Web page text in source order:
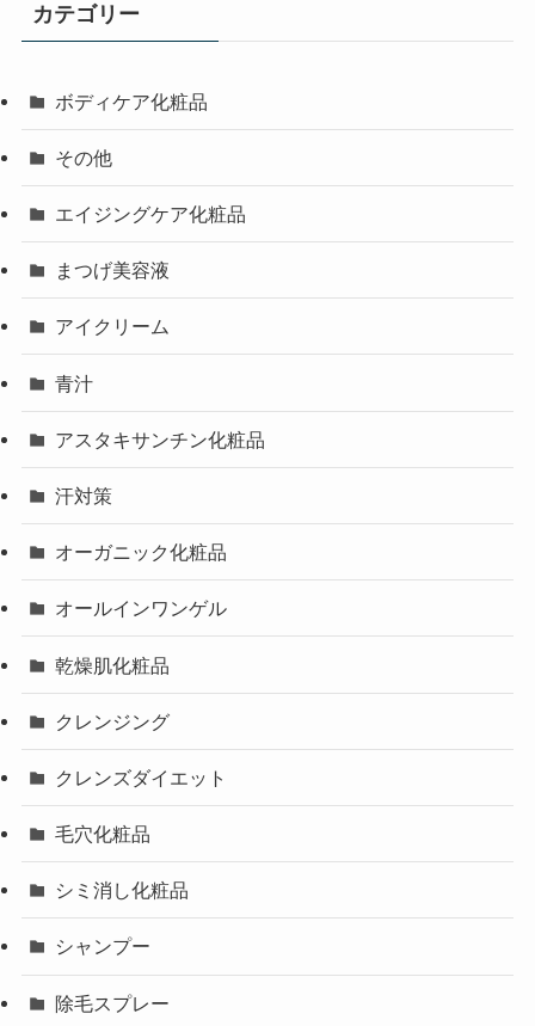
カテゴリー
ボディケア化粧品
その他
エイジングケア化粧品
まつげ美容液
アイクリーム
青汁
アスタキサンチン化粧品
汗対策
オーガニック化粧品
オールインワンゲル
乾燥肌化粧品
クレンジング
クレンズダイエット
毛穴化粧品
シミ消し化粧品
シャンプー
除毛スプレー